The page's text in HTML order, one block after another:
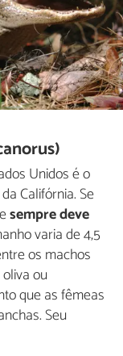
Unidos é o
Califórnia. Se
sempre deve
varia de 4,5
os machos
ou
que as fêmeas
Seu